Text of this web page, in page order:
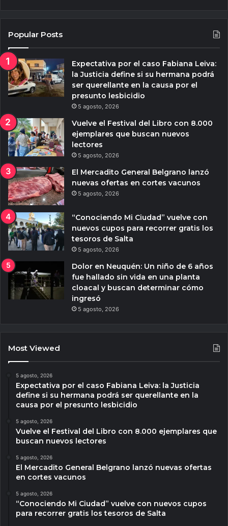
Popular Posts
Expectativa por el caso Fabiana Leiva:
la Justicia define si su hermana podrá
ser querellante en la causa por el
presunto lesbicidio
5 agosto, 2026
Vuelve el Festival del Libro con 8.000
ejemplares que buscan nuevos
lectores
5 agosto, 2026
El Mercadito General Belgrano lanzó
nuevas ofertas en cortes vacunos
5 agosto, 2026
“Conociendo Mi Ciudad” vuelve con
nuevos cupos para recorrer gratis los
tesoros de Salta
5 agosto, 2026
Dolor en Neuquén: Un niño de 6 años
fue hallado sin vida en una planta
cloacal y buscan determinar cómo
ingresó
5 agosto, 2026
Most Viewed
5 agosto, 2026
Expectativa por el caso Fabiana Leiva: la Justicia
define si su hermana podrá ser querellante en la
causa por el presunto lesbicidio
5 agosto, 2026
Vuelve el Festival del Libro con 8.000 ejemplares que
buscan nuevos lectores
5 agosto, 2026
El Mercadito General Belgrano lanzó nuevas ofertas
en cortes vacunos
5 agosto, 2026
“Conociendo Mi Ciudad” vuelve con nuevos cupos
para recorrer gratis los tesoros de Salta